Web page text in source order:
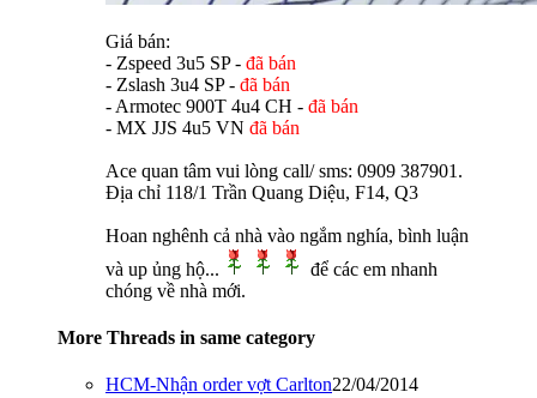
Giá bán:
- Zspeed 3u5 SP - đã bán
- Zslash 3u4 SP - đã bán
- Armotec 900T 4u4 CH - đã bán
- MX JJS 4u5 VN đã bán
Ace quan tâm vui lòng call/ sms: 0909 387901.
Địa chỉ 118/1 Trần Quang Diệu, F14, Q3
Hoan nghênh cả nhà vào ngắm nghía, bình luận
và up ủng hộ...
để các em nhanh
chóng về nhà mới.
More Threads in same category
HCM-Nhận order vợt Carlton22/04/2014